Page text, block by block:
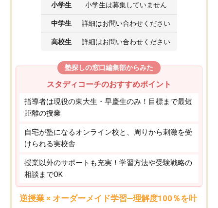
小学生 小学生は募集していません
中学生 詳細はお問い合わせください
高校生 詳細はお問い合わせください
塾探しの窓口編集部からみた
スタディコーチのおすすめポイント
指導者は現役の東大生・早慶生のみ！目標まで最短
距離の授業
自宅が塾になるオンライン校と、周りから刺激を受
けられる実校舎
授業以外のサポートも充実！学習方法や受験戦略の
相談までOK
逆授業 × オーダーメイド学習─理解度100％を叶